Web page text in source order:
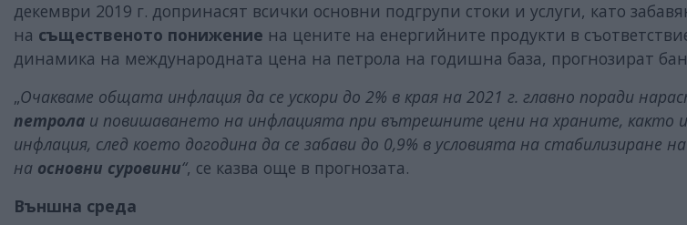
декември 2019 г. допринасят всички основни подгрупи стоки и услуги, като
на същественото понижение на цените на енергийните продукти в
динамика на международната цена на петрола на годишна база, прогнозират
„Очакваме общата инфлация да се ускори до 2% в края на 2021 г. главно поради
петрола и повишаването на инфлацията при вътрешните цени на храните, както
инфлация, след което догодина да се забави до 0,9% в условията на стабилизиране
на основни суровини“, се казва още в прогнозата.
Външна среда